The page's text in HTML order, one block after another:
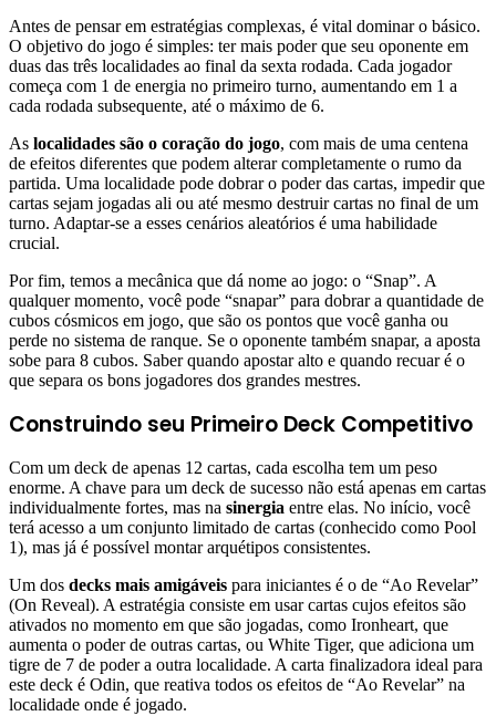
Antes de pensar em estratégias complexas, é vital dominar o básico.
O objetivo do jogo é simples: ter mais poder que seu oponente em
duas das três localidades ao final da sexta rodada. Cada jogador
começa com 1 de energia no primeiro turno, aumentando em 1 a
cada rodada subsequente, até o máximo de 6.
As localidades são o coração do jogo, com mais de uma centena
de efeitos diferentes que podem alterar completamente o rumo da
partida. Uma localidade pode dobrar o poder das cartas, impedir que
cartas sejam jogadas ali ou até mesmo destruir cartas no final de um
turno. Adaptar-se a esses cenários aleatórios é uma habilidade
crucial.
Por fim, temos a mecânica que dá nome ao jogo: o “Snap”. A
qualquer momento, você pode “snapar” para dobrar a quantidade de
cubos cósmicos em jogo, que são os pontos que você ganha ou
perde no sistema de ranque. Se o oponente também snapar, a aposta
sobe para 8 cubos. Saber quando apostar alto e quando recuar é o
que separa os bons jogadores dos grandes mestres.
Construindo seu Primeiro Deck Competitivo
Com um deck de apenas 12 cartas, cada escolha tem um peso
enorme. A chave para um deck de sucesso não está apenas em cartas
individualmente fortes, mas na sinergia entre elas. No início, você
terá acesso a um conjunto limitado de cartas (conhecido como Pool
1), mas já é possível montar arquétipos consistentes.
Um dos decks mais amigáveis para iniciantes é o de “Ao Revelar”
(On Reveal). A estratégia consiste em usar cartas cujos efeitos são
ativados no momento em que são jogadas, como Ironheart, que
aumenta o poder de outras cartas, ou White Tiger, que adiciona um
tigre de 7 de poder a outra localidade. A carta finalizadora ideal para
este deck é Odin, que reativa todos os efeitos de “Ao Revelar” na
localidade onde é jogado.